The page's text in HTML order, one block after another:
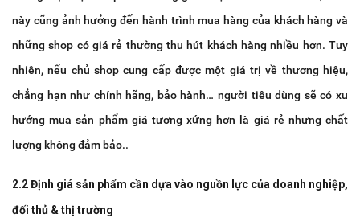
này cũng ảnh hưởng đến hành trình mua hàng của khách hàng và
những shop có giá rẻ thường thu hút khách hàng nhiều hơn. Tuy
nhiên, nếu chủ shop cung cấp được một giá trị về thương hiệu,
chẳng hạn như chính hãng, bảo hành… người tiêu dùng sẽ có xu
hướng mua sản phẩm giá tương xứng hơn là giá rẻ nhưng chất
lượng không đảm bảo..
2.2 Định giá sản phẩm cần dựa vào nguồn lực của doanh nghiệp,
đối thủ & thị trường